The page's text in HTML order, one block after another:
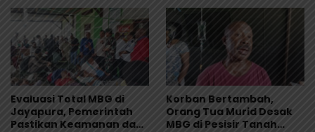
Evaluasi Total MBG di
Jayapura, Pemerintah
Pastikan Keamanan dan
Korban Bertambah,
Orang Tua Murid Desak
MBG di Pesisir Tanah